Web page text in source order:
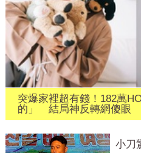
突爆家裡超有錢！182萬
的」 結局神反轉網傻眼
小刀